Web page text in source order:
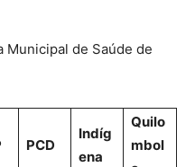
Municipal de Saúde de
PCD
Indíg
ena
Quilo
mbol